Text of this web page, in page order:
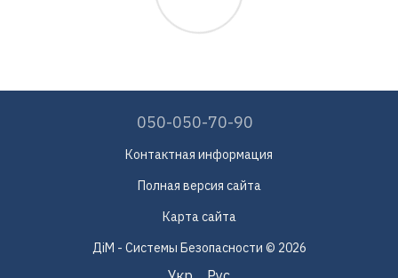
050-050-70-90
Контактная информация
Полная версия сайта
Карта сайта
ДіМ - Системы Безопасности © 2026